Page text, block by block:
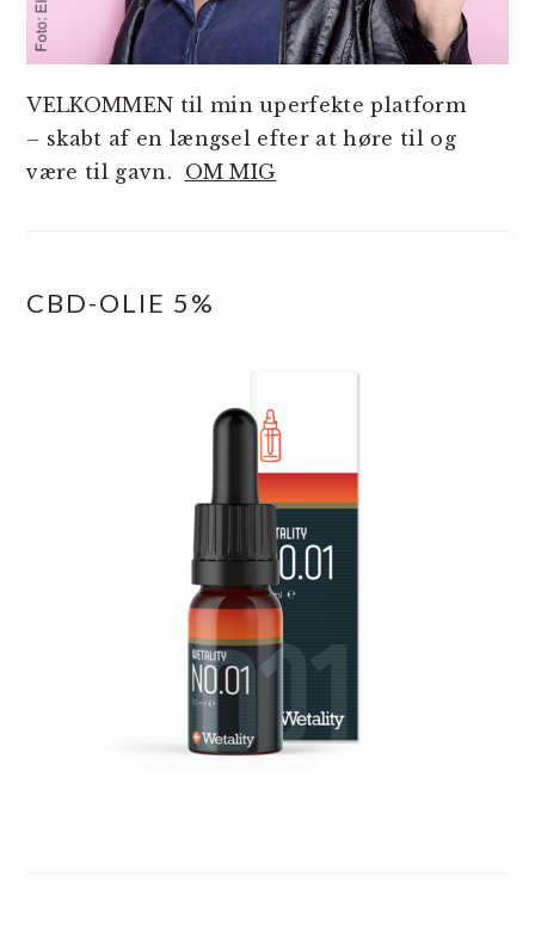
VELKOMMEN til min uperfekte platform
– skabt af en længsel efter at høre til og
være til gavn. OM MIG
CBD-OLIE 5%